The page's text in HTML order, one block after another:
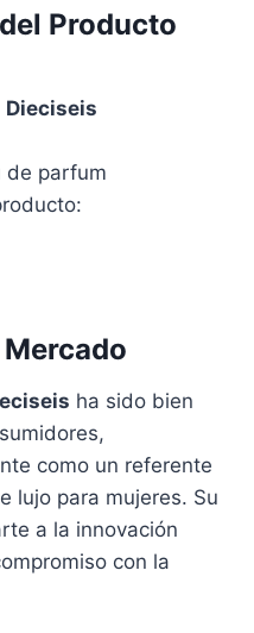
Producto
Dieciseis
de parfum
ha sido bien
como un referente
lujo para mujeres. Su
a la innovación
con la